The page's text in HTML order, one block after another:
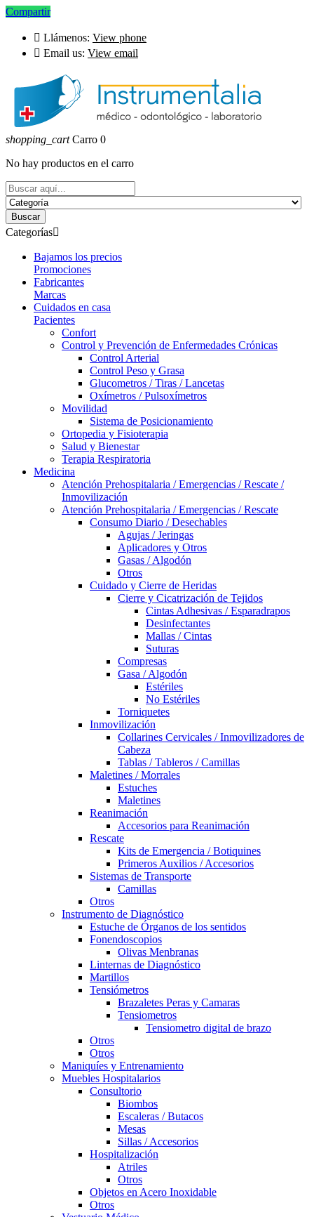
Compartir
 Llámenos: View phone
 Email us: View email
shopping_cart Carro 0
No hay productos en el carro
Buscar
Categorías
Bajamos los precios
Promociones
Fabricantes
Marcas
Cuidados en casa
Pacientes
Confort
Control y Prevención de Enfermedades Crónicas
Control Arterial
Control Peso y Grasa
Glucometros / Tiras / Lancetas
Oxímetros / Pulsoxímetros
Movilidad
Sistema de Posicionamiento
Ortopedia y Fisioterapia
Salud y Bienestar
Terapia Respiratoria
Medicina
Atención Prehospitalaria / Emergencias / Rescate /
Inmovilización
Atención Prehospitalaria / Emergencias / Rescate
Consumo Diario / Desechables
Agujas / Jeringas
Aplicadores y Otros
Gasas / Algodón
Otros
Cuidado y Cierre de Heridas
Cierre y Cicatrización de Tejidos
Cintas Adhesivas / Esparadrapos
Desinfectantes
Mallas / Cintas
Suturas
Compresas
Gasa / Algodón
Estériles
No Estériles
Torniquetes
Inmovilización
Collarines Cervicales / Inmovilizadores de
Cabeza
Tablas / Tableros / Camillas
Maletines / Morrales
Estuches
Maletines
Reanimación
Accesorios para Reanimación
Rescate
Kits de Emergencia / Botiquines
Primeros Auxilios / Accesorios
Sistemas de Transporte
Camillas
Otros
Instrumento de Diagnóstico
Estuche de Órganos de los sentidos
Fonendoscopios
Olivas Menbranas
Linternas de Diagnóstico
Martillos
Tensiómetros
Brazaletes Peras y Camaras
Tensiometros
Tensiometro digital de brazo
Otros
Otros
Maniquíes y Entrenamiento
Muebles Hospitalarios
Consultorio
Biombos
Escaleras / Butacos
Mesas
Sillas / Accesorios
Hospitalización
Atriles
Otros
Objetos en Acero Inoxidable
Otros